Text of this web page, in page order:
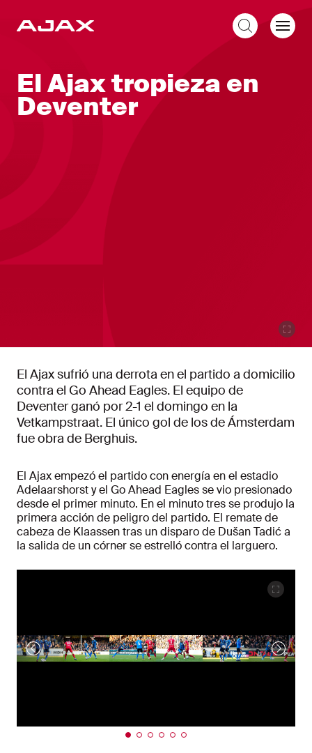
El Ajax tropieza en
Deventer
El Ajax sufrió una derrota en el partido a domicilio
contra el Go Ahead Eagles. El equipo de
Deventer ganó por 2-1 el domingo en la
Vetkampstraat. El único gol de los de Ámsterdam
fue obra de Berghuis.
El Ajax empezó el partido con energía en el estadio
Adelaarshorst y el Go Ahead Eagles se vio presionado
desde el primer minuto. En el minuto tres se produjo la
primera acción de peligro del partido. El remate de
cabeza de Klaassen tras un disparo de Dušan Tadić a
la salida de un córner se estrelló contra el larguero.